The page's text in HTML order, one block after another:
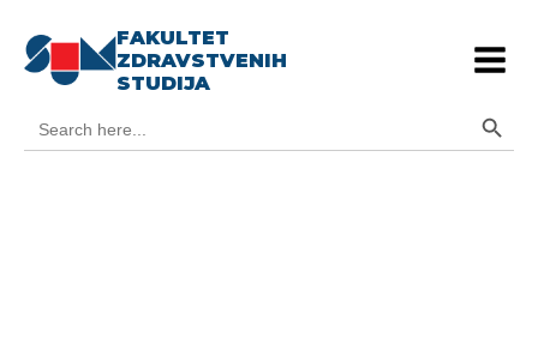
FAKULTET
ZDRAVSTVENIH
STUDIJA
for: